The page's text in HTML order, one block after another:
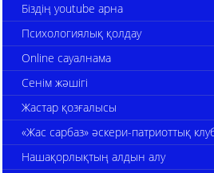
Біздің youtube арна
Психологиялық қолдау
Online сауалнама
Сенім жәшігі
Жастар қозғалысы
«Жас сарбаз» әскери-патриоттық
Нашақорлықтың алдын алу